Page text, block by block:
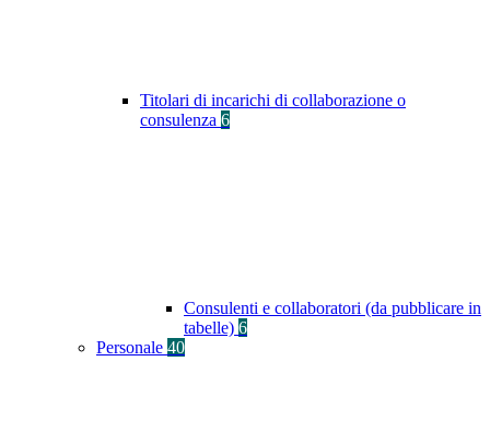
Titolari di incarichi di collaborazione o
consulenza 6
Consulenti e collaboratori (da pubblicare in
tabelle) 6
Personale 40